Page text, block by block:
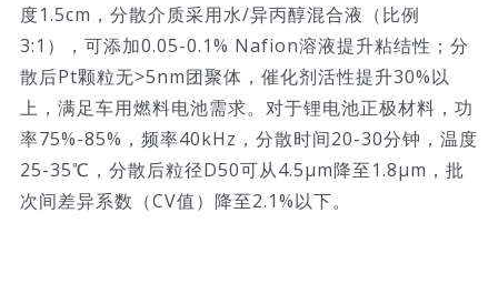
度1.5cm，分散介质采用水/异丙醇混合液（比例
3:1），可添加0.05-0.1% Nafion溶液提升粘结性；分
散后Pt颗粒无>5nm团聚体，催化剂活性提升30%以
上，满足车用燃料电池需求。对于锂电池正极材料，功
率75%-85%，频率40kHz，分散时间20-30分钟，温度
25-35℃，分散后粒径D50可从4.5μm降至1.8μm，批
次间差异系数（CV值）降至2.1%以下。